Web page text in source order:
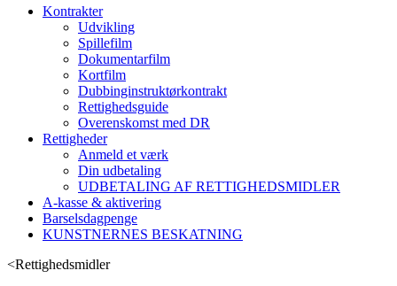
Kontrakter
Udvikling
Spillefilm
Dokumentarfilm
Kortfilm
Dubbinginstruktørkontrakt
Rettighedsguide
Overenskomst med DR
Rettigheder
Anmeld et værk
Din udbetaling
UDBETALING AF RETTIGHEDSMIDLER
A-kasse & aktivering
Barselsdagpenge
KUNSTNERNES BESKATNING
<Rettighedsmidler